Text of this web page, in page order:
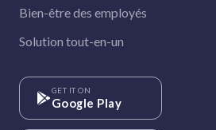
Bien-être des employés
Solution tout-en-un
GET IT ON
Google Play